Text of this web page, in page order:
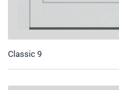
Classic 9